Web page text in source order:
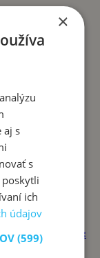
Luxusný
dezert s
krémom:
klenot,
×
aj s
s
ich
údajov
(599)